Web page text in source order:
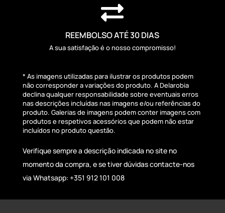

REEMBOLSO ATÉ 30 DIAS
A sua satisfação é o nosso compromisso!
* As imagens utilizadas para ilustrar os produtos podem
não corresponder a variações do produto. A Delarobia
declina qualquer responsabilidade sobre eventuais erros
nas descrições incluídas nas imagens e/ou referências do
produto. Galerias de imagens podem conter imagens com
produtos e respetivos acessórios que podem não estar
incluídos no produto questão.
Verifique sempre a descrição indicada no site no
momento da compra, e se tiver dúvidas contacte-nos
via Whatsapp: +351 912 101 008